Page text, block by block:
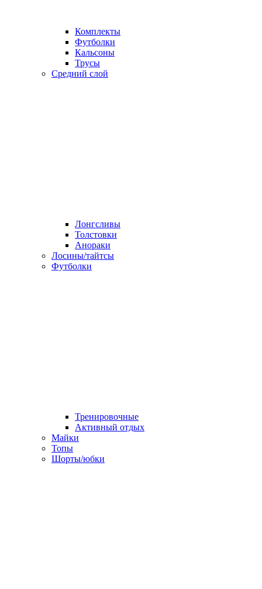
Комплекты
Футболки
Кальсоны
Трусы
Средний слой
Лонгсливы
Толстовки
Анораки
Лосины/тайтсы
Футболки
Тренировочные
Активный отдых
Майки
Топы
Шорты/юбки